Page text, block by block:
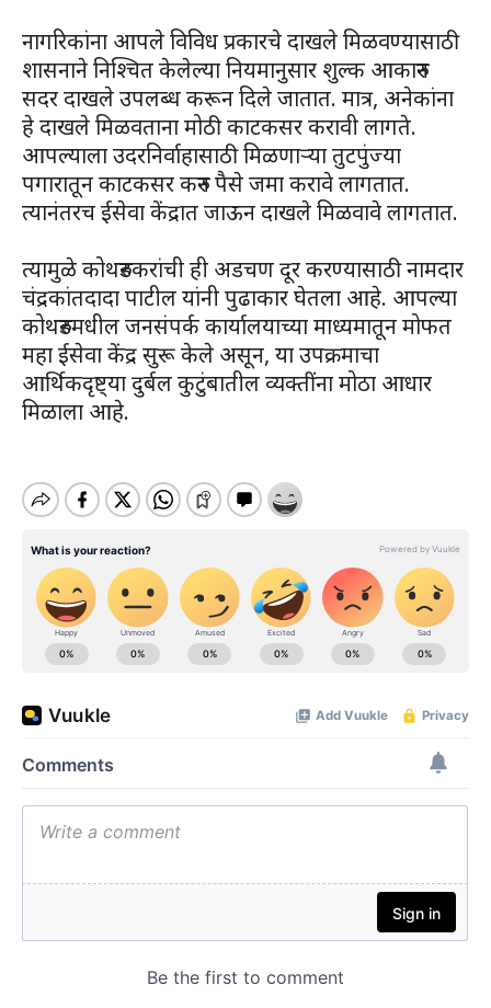
नागरिकांना आपले विविध प्रकारचे दाखले मिळवण्यासाठी
शासनाने निश्चित केलेल्या नियमानुसार शुल्क आकारुन
सदर दाखले उपलब्ध करून दिले जातात. मात्र, अनेकांना
हे दाखले मिळवताना मोठी काटकसर करावी लागते.
आपल्याला उदरनिर्वाहासाठी मिळणाऱ्या तुटपुंज्या
पगारातून काटकसर करुन पैसे जमा करावे लागतात.
त्यानंतरच ईसेवा केंद्रात जाऊन दाखले मिळवावे लागतात.
त्यामुळे कोथरुडकरांची ही अडचण दूर करण्यासाठी नामदार
चंद्रकांतदादा पाटील यांनी पुढाकार घेतला आहे. आपल्या
कोथरुडमधील जनसंपर्क कार्यालयाच्या माध्यमातून मोफत
महा ईसेवा केंद्र सुरू केले असून, या उपक्रमाचा
आर्थिकदृष्ट्या दुर्बल कुटुंबातील व्यक्तींना मोठा आधार
मिळाला आहे.